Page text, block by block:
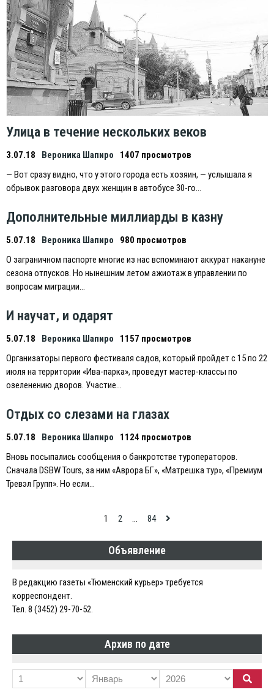
Улица в течение нескольких веков
3.07.18 Вероника Шапиро
1407 просмотров
— Вот сразу видно, что у этого города есть хозяин, — услышала я
обрывок разговора двух женщин в автобусе 30-го…
Дополнительные миллиарды в казну
5.07.18 Вероника Шапиро
980 просмотров
О заграничном паспорте многие из нас вспоминают аккурат накануне
сезона отпусков. Но нынешним летом ажиотаж в управлении по
вопросам миграции…
И научат, и одарят
5.07.18 Вероника Шапиро
1157 просмотров
Организаторы первого фестиваля садов, который пройдет с 15 по 22
июля на территории «Ива-парка», проведут мастер-классы по
озеленению дворов. Участие…
Отдых со слезами на глазах
5.07.18 Вероника Шапиро
1124 просмотров
Вновь посыпались сообщения о банкротстве туроператоров.
Сначала DSBW Tours, за ним «Аврора БГ», «Матрешка тур», «Премиум
Тревэл Групп». Но если…
по
записям
1 2 … 84
Объявление
В редакцию газеты «Тюменский курьер» требуется
корреспондент.
Тел. 8 (3452) 29-70-52.
Архив по дате